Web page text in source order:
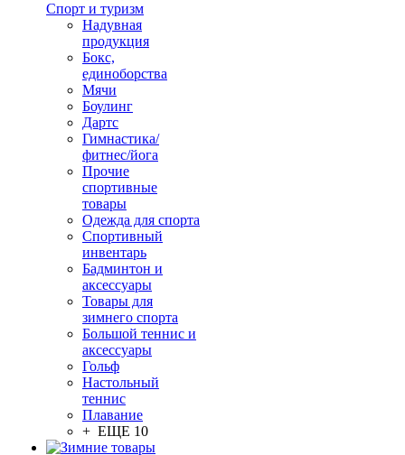
Спорт и туризм
Надувная
продукция
Бокс,
единоборства
Мячи
Боулинг
Дартс
Гимнастика/
фитнес/йога
Прочие
спортивные
товары
Одежда для спорта
Спортивный
инвентарь
Бадминтон и
аксессуары
Товары для
зимнего спорта
Большой теннис и
аксессуары
Гольф
Настольный
теннис
Плавание
+ ЕЩЕ 10